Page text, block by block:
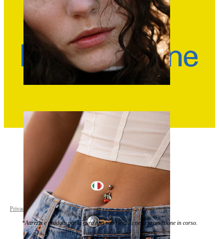
Italy
Privacy policy Cookie settings
*Attrezzi e prodotti per la cura non sono inclusi nella promozione in corso.